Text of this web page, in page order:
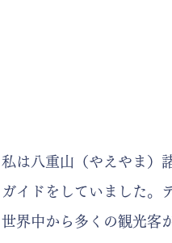
私は八重山（やえやま）
ガイドをしていました。
世界中から多くの観光客